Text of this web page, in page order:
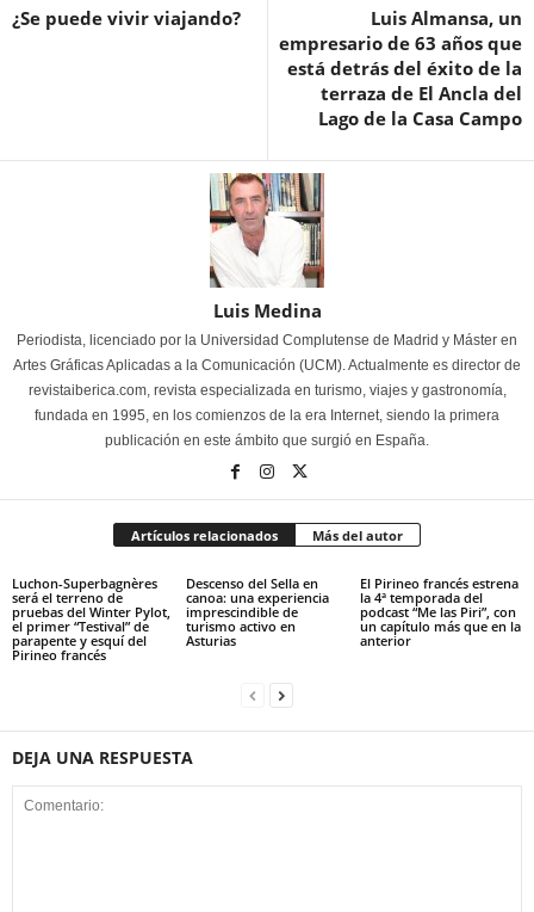
¿Se puede vivir viajando?
Luis Almansa, un
empresario de 63 años que
está detrás del éxito de la
terraza de El Ancla del
Lago de la Casa Campo
Luis Medina
Periodista, licenciado por la Universidad Complutense de Madrid y Máster en
Artes Gráficas Aplicadas a la Comunicación (UCM). Actualmente es director de
revistaiberica.com, revista especializada en turismo, viajes y gastronomía,
fundada en 1995, en los comienzos de la era Internet, siendo la primera
publicación en este ámbito que surgió en España.
Artículos relacionados Más del autor
Luchon-Superbagnères
será el terreno de
pruebas del Winter Pylot,
el primer “Testival” de
parapente y esquí del
Pirineo francés
Descenso del Sella en
canoa: una experiencia
imprescindible de
turismo activo en
Asturias
El Pirineo francés estrena
la 4ª temporada del
podcast “Me las Piri”, con
un capítulo más que en la
anterior
DEJA UNA RESPUESTA